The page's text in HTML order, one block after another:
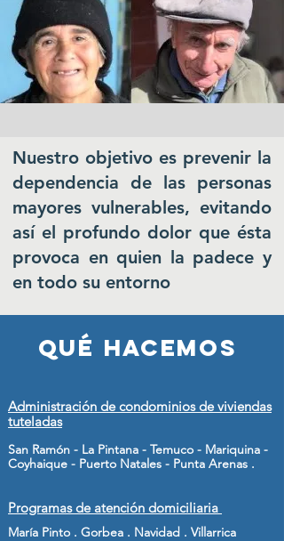
Nuestro objetivo es prevenir la
dependencia de las personas
mayores vulnerables, evitando
así el profundo dolor que ésta
provoca en quien la padece y
en todo su entorno
qué hacemos
Administración de condominios de viviendas
tuteladas
San Ramón - La Pintana - Temuco - Mariquina -
Coyhaique - Puerto Natales - Punta Arenas .
Programas de atención domiciliaria
María Pinto . Gorbea . Navidad . Villarrica